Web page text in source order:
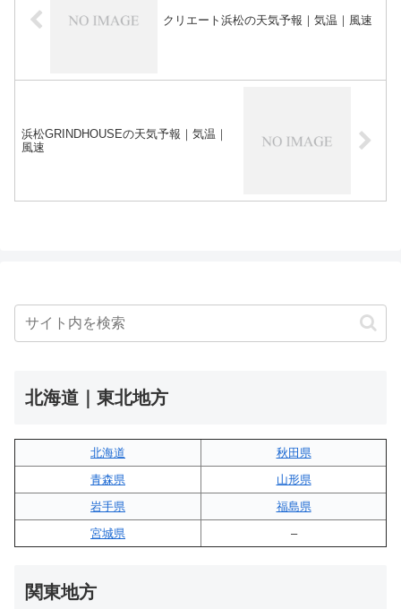
クリエート浜松の天気予報｜気温｜風速
浜松GRINDHOUSEの天気予報｜気温｜
風速
北海道｜東北地方
北海道
秋田県
青森県
山形県
岩手県
福島県
宮城県
–
関東地方